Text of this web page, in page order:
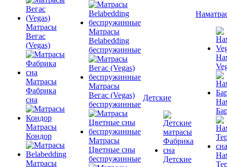
Матрасы
Вегас
(Vegas)
Матрасы
Фабрика
сна
Матрасы
Кондор
Матрасы
Матрасы
Belabedding
беспружинные
Матрасы
Вегас (Vegas)
беспружинные
Матрасы
Цветные сны
беспружинные
Детские
Детские